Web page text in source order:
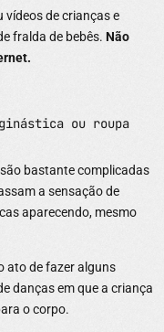
de crianças e
fralda de bebês. Não
ou roupa
bastante complicadas
a sensação de
aparecendo, mesmo
ato de fazer alguns
danças em que a criança
o corpo.